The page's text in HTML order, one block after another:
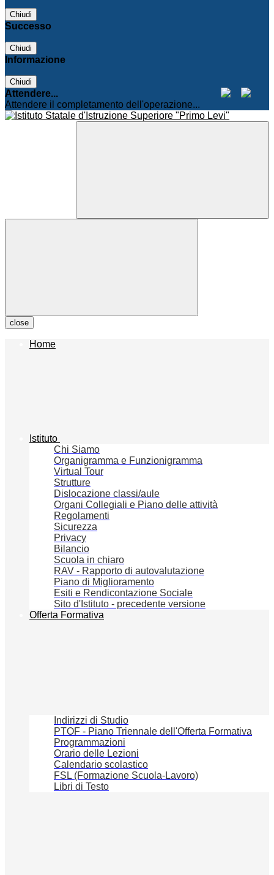
Chiudi
Successo
Chiudi
Informazione
Chiudi
Attendere...
Attendere il completamento dell'operazione...
close
Home
Istituto
Chi Siamo
Organigramma e Funzionigramma
Virtual Tour
Strutture
Dislocazione classi/aule
Organi Collegiali e Piano delle attività
Regolamenti
Sicurezza
Privacy
Bilancio
Scuola in chiaro
RAV - Rapporto di autovalutazione
Piano di Miglioramento
Esiti e Rendicontazione Sociale
Sito d'Istituto - precedente versione
Offerta Formativa
Indirizzi di Studio
PTOF - Piano Triennale dell'Offerta Formativa
Programmazioni
Orario delle Lezioni
Calendario scolastico
FSL (Formazione Scuola-Lavoro)
Libri di Testo